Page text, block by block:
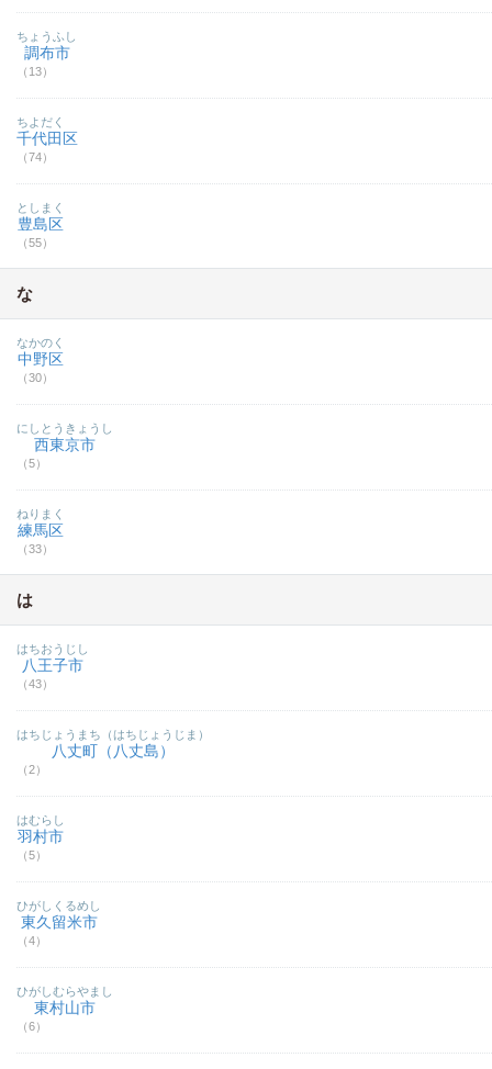
調布市
（13）
ちょうふし
千代田区
（74）
ちよだく
豊島区
（55）
としまく
な
中野区
（30）
なかのく
西東京市
（5）
にしとうきょうし
練馬区
（33）
ねりまく
は
八王子市
（43）
はちおうじし
八丈町（八丈島）
（2）
はちじょうまち（はちじょうじま）
羽村市
（5）
はむらし
東久留米市
（4）
ひがしくるめし
東村山市
（6）
ひがしむらやまし